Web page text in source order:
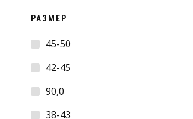
РАЗМЕР
45-50
42-45
90,0
38-43